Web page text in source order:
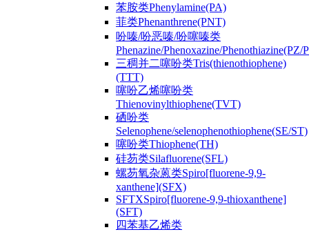
苯胺类Phenylamine(PA)
菲类Phenanthrene(PNT)
吩嗪/吩恶嗪/吩噻嗪类
Phenazine/Phenoxazine/Phenothiazine(PZ/
三稠并二噻吩类Tris(thienothiophene)
(TTT)
噻吩乙烯噻吩类
Thienovinylthiophene(TVT)
硒吩类
Selenophene/selenophenothiophene(SE/ST)
噻吩类Thiophene(TH)
硅芴类Silafluorene(SFL)
螺芴氧杂蒽类Spiro[fluorene-9,9-
xanthene](SFX)
SFTXSpiro[fluorene-9,9-thioxanthene]
(SFT)
四苯基乙烯类